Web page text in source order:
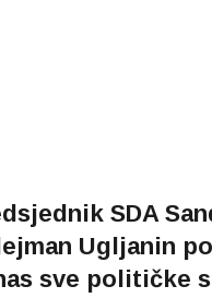
SDA
Ugljanin
sve političke